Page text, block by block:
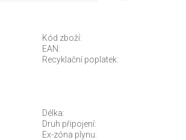
Kód zboží:
EAN:
Recyklační poplatek:
Délka:
Druh připojení:
Ex-zóna plynu: